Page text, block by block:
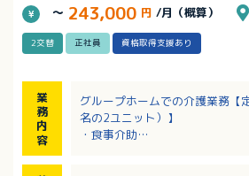
～ 243,000 円 /月（概算）
2交替 正社員 資格取得支援あり
業
務
内
容
グループホームでの介護業務【
名の2ユニット）】
・食事介助